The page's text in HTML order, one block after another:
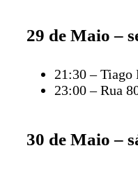
29 de Maio –
21:30 – Tiago
23:00 – Rua
30 de Maio –